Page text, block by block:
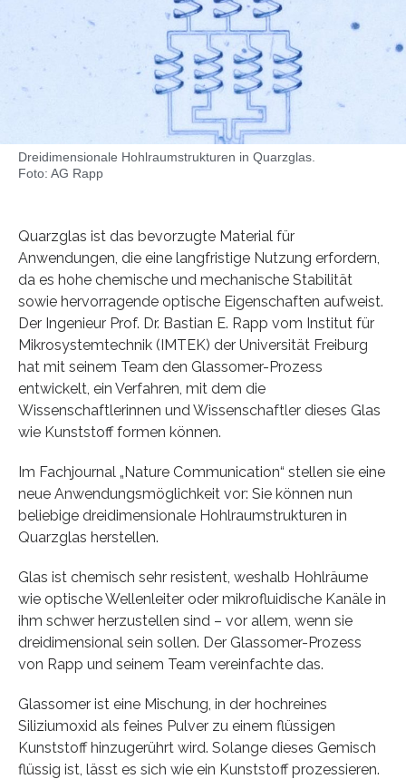
Dreidimensionale Hohlraumstrukturen in Quarzglas.
Foto: AG Rapp
Quarzglas ist das bevorzugte Material für
Anwendungen, die eine langfristige Nutzung erfordern,
da es hohe chemische und mechanische Stabilität
sowie hervorragende optische Eigenschaften aufweist.
Der Ingenieur Prof. Dr. Bastian E. Rapp vom Institut für
Mikrosystemtechnik (IMTEK) der Universität Freiburg
hat mit seinem Team den Glassomer-Prozess
entwickelt, ein Verfahren, mit dem die
Wissenschaftlerinnen und Wissenschaftler dieses Glas
wie Kunststoff formen können.
Im Fachjournal „Nature Communication“ stellen sie eine
neue Anwendungsmöglichkeit vor: Sie können nun
beliebige dreidimensionale Hohlraumstrukturen in
Quarzglas herstellen.
Glas ist chemisch sehr resistent, weshalb Hohlräume
wie optische Wellenleiter oder mikrofluidische Kanäle in
ihm schwer herzustellen sind – vor allem, wenn sie
dreidimensional sein sollen. Der Glassomer-Prozess
von Rapp und seinem Team vereinfachte das.
Glassomer ist eine Mischung, in der hochreines
Siliziumoxid als feines Pulver zu einem flüssigen
Kunststoff hinzugerührt wird. Solange dieses Gemisch
flüssig ist, lässt es sich wie ein Kunststoff prozessieren.